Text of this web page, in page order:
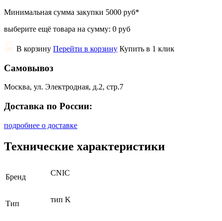
Минимальная сумма закупки 5000 руб*
выберите ещё товара на сумму: 0 руб
В корзину Перейти в корзину Купить в 1 клик
Самовывоз
Москва, ул. Электродная, д.2, стр.7
Доставка по России:
подробнее о доставке
Технические характеристики
Бренд CNIC
Тип тип K